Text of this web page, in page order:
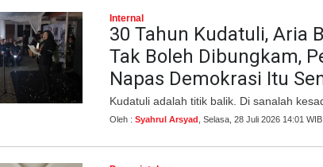
Internal
30 Tahun Kudatuli, Aria
Tak Boleh Dibungkam,
Napas Demokrasi Itu
Kudatuli adalah titik balik. Di sanalah
Oleh : Syahrul Arsyad , Selasa, 28 Juli 2026 14:01 WIB